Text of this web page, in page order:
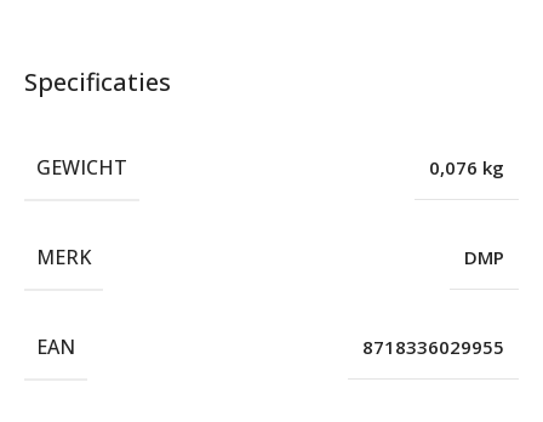
Specificaties
GEWICHT 0,076 kg
MERK DMP
EAN 8718336029955